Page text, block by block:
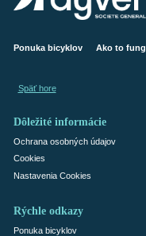
Ponuka bicyklov Ako to
Späť hore
Dôležité informácie
Ochrana osobných údajov
Cookies
Nastavenia Cookies
Rýchle odkazy
Ponuka bicyklov